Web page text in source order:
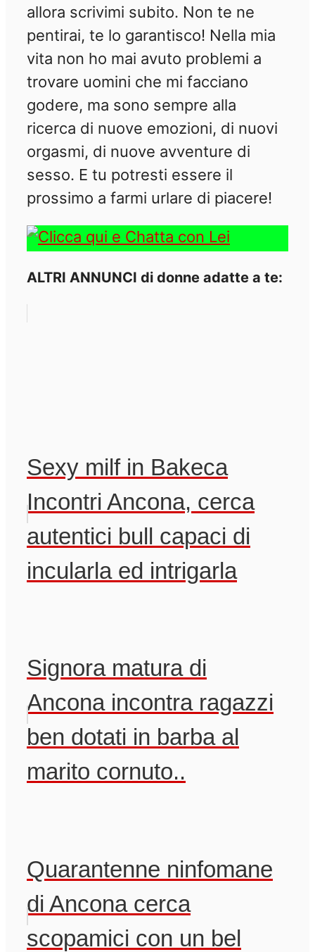
allora scrivimi subito. Non te ne
pentirai, te lo garantisco! Nella mia
vita non ho mai avuto problemi a
trovare uomini che mi facciano
godere, ma sono sempre alla
ricerca di nuove emozioni, di nuovi
orgasmi, di nuove avventure di
sesso. E tu potresti essere il
prossimo a farmi urlare di piacere!
ALTRI ANNUNCI di donne adatte a te:
Sexy milf in Bakeca
Incontri Ancona, cerca
autentici bull capaci di
incularla ed intrigarla
Signora matura di
Ancona incontra ragazzi
ben dotati in barba al
marito cornuto..
Quarantenne ninfomane
di Ancona cerca
scopamici con un bel